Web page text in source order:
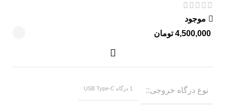
موجود
تومان
نوع درگاه خروجی 1 درگاه USB Type-C